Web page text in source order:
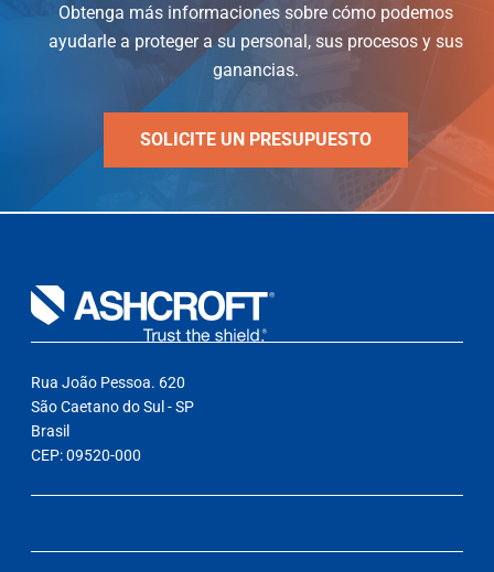
Obtenga más informaciones sobre cómo podemos
ayudarle a proteger a su personal, sus procesos y sus
ganancias.
SOLICITE UN PRESUPUESTO
Rua João Pessoa. 620
São Caetano do Sul - SP
Brasil
CEP: 09520-000